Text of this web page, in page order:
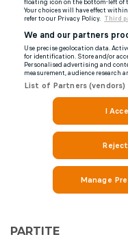
PARTITE